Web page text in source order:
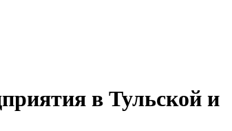
в Тульской и